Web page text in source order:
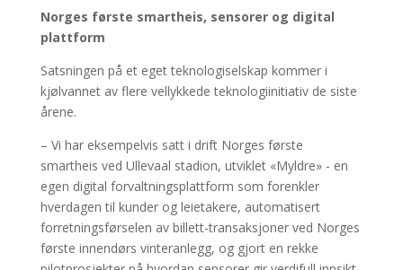
Norges første smartheis, sensorer og digital
plattform
Satsningen på et eget teknologiselskap kommer i
kjølvannet av flere vellykkede teknologiinitiativ de siste
årene.
– Vi har eksempelvis satt i drift Norges første
smartheis ved Ullevaal stadion, utviklet «Myldre» - en
egen digital forvaltningsplattform som forenkler
hverdagen til kunder og leietakere, automatisert
forretningsførselen av billett-transaksjoner ved Norges
første innendørs vinteranlegg, og gjort en rekke